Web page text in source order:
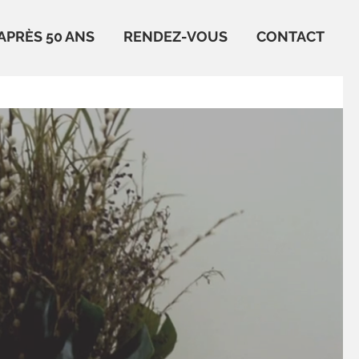
50 ANS RENDEZ-VOUS CONTACT